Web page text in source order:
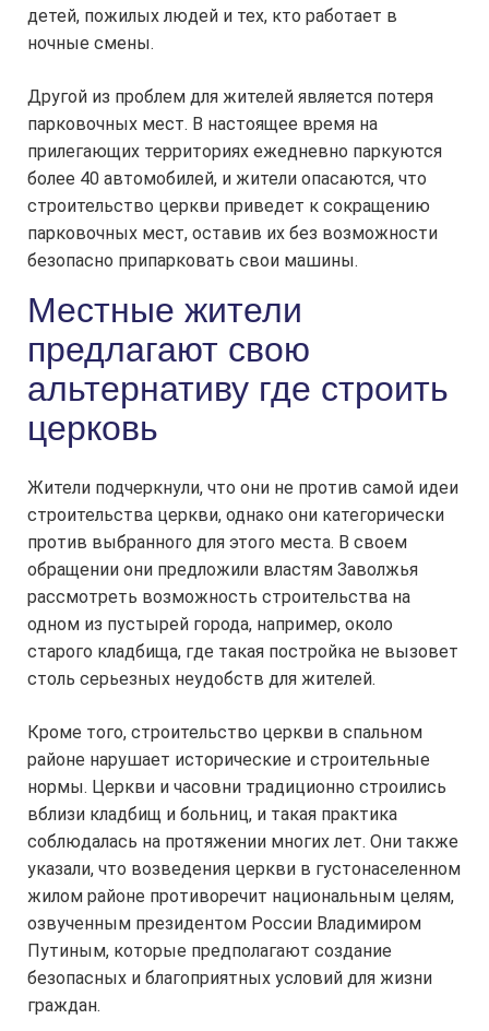
детей, пожилых людей и тех, кто работает в
ночные смены.
Другой из проблем для жителей является потеря
парковочных мест. В настоящее время на
прилегающих территориях ежедневно паркуются
более 40 автомобилей, и жители опасаются, что
строительство церкви приведет к сокращению
парковочных мест, оставив их без возможности
безопасно припарковать свои машины.
Местные жители
предлагают свою
альтернативу где строить
церковь
Жители подчеркнули, что они не против самой идеи
строительства церкви, однако они категорически
против выбранного для этого места. В своем
обращении они предложили властям Заволжья
рассмотреть возможность строительства на
одном из пустырей города, например, около
старого кладбища, где такая постройка не вызовет
столь серьезных неудобств для жителей.
Кроме того, строительство церкви в спальном
районе нарушает исторические и строительные
нормы. Церкви и часовни традиционно строились
вблизи кладбищ и больниц, и такая практика
соблюдалась на протяжении многих лет. Они также
указали, что возведения церкви в густонаселенном
жилом районе противоречит национальным целям,
озвученным президентом России Владимиром
Путиным, которые предполагают создание
безопасных и благоприятных условий для жизни
граждан.